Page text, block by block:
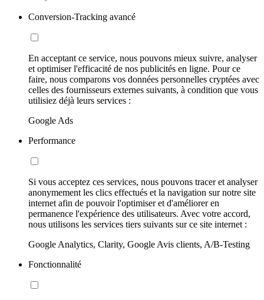
Conversion-Tracking avancé
En acceptant ce service, nous pouvons mieux suivre, analyser
et optimiser l'efficacité de nos publicités en ligne. Pour ce
faire, nous comparons vos données personnelles cryptées avec
celles des fournisseurs externes suivants, à condition que vous
utilisiez déjà leurs services :
Google Ads
Performance
Si vous acceptez ces services, nous pouvons tracer et analyser
anonymement les clics effectués et la navigation sur notre site
internet afin de pouvoir l'optimiser et d'améliorer en
permanence l'expérience des utilisateurs. Avec votre accord,
nous utilisons les services tiers suivants sur ce site internet :
Google Analytics, Clarity, Google Avis clients, A/B-Testing
Fonctionnalité